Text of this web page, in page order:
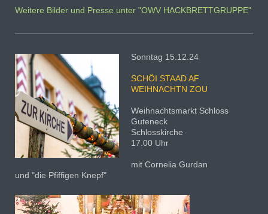
Weitere Bilder und Presse unter "OWV HACKBRETTGRUPPE"
Sonntag 15.12.24
SCHÖI STAAD AF
WEIHNACHTN ZOU
Weihnachtsmarkt Schloss
Guteneck
Schlosskirche
17.00 Uhr
mit Cornelia Gurdan
und "die Pfiffigen Knepf"